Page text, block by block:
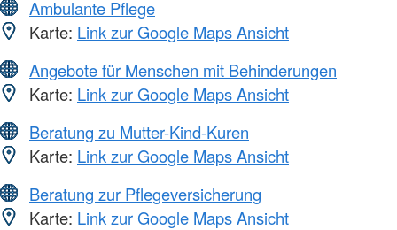
Ambulante Pflege
Karte: Link zur Google Maps Ansicht
Angebote für Menschen mit Behinderungen
Karte: Link zur Google Maps Ansicht
Beratung zu Mutter-Kind-Kuren
Karte: Link zur Google Maps Ansicht
Beratung zur Pflegeversicherung
Karte: Link zur Google Maps Ansicht